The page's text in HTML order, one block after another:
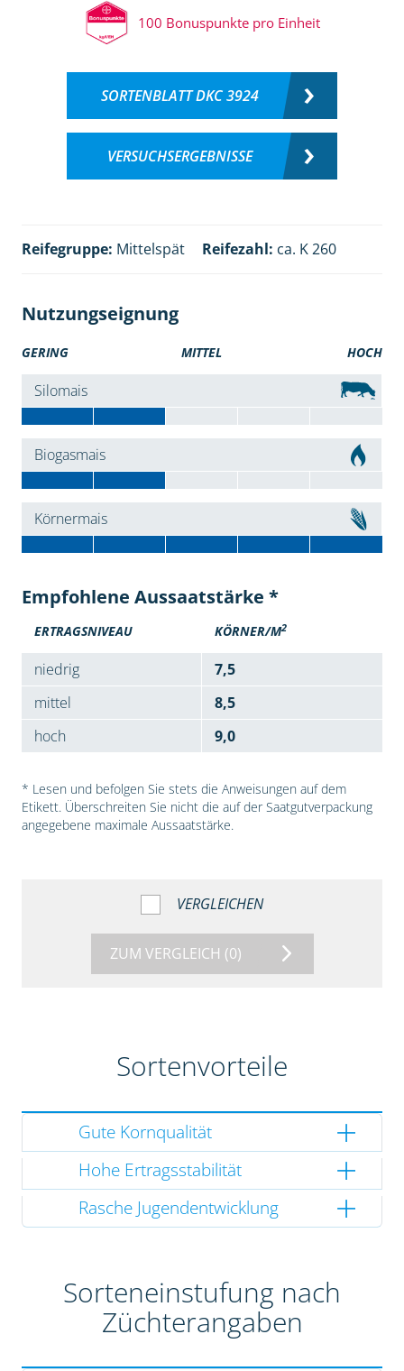
100 Bonuspunkte pro Einheit
SORTENBLATT DKC 3924
VERSUCHSERGEBNISSE
Reifegruppe: Mittelspät Reifezahl: ca. K 260
Nutzungseignung
GERING MITTEL HOCH
Silomais
Biogasmais
Körnermais
Empfohlene Aussaatstärke *
ERTRAGSNIVEAU KÖRNER/M2
niedrig
7,5
mittel
8,5
hoch
9,0
* Lesen und befolgen Sie stets die Anweisungen auf dem
Etikett. Überschreiten Sie nicht die auf der Saatgutverpackung
angegebene maximale Aussaatstärke.
VERGLEICHEN
ZUM VERGLEICH (0)
Sortenvorteile
Gute Kornqualität
Hohe Ertragsstabilität
Rasche Jugendentwicklung
Sorteneinstufung nach
Züchterangaben